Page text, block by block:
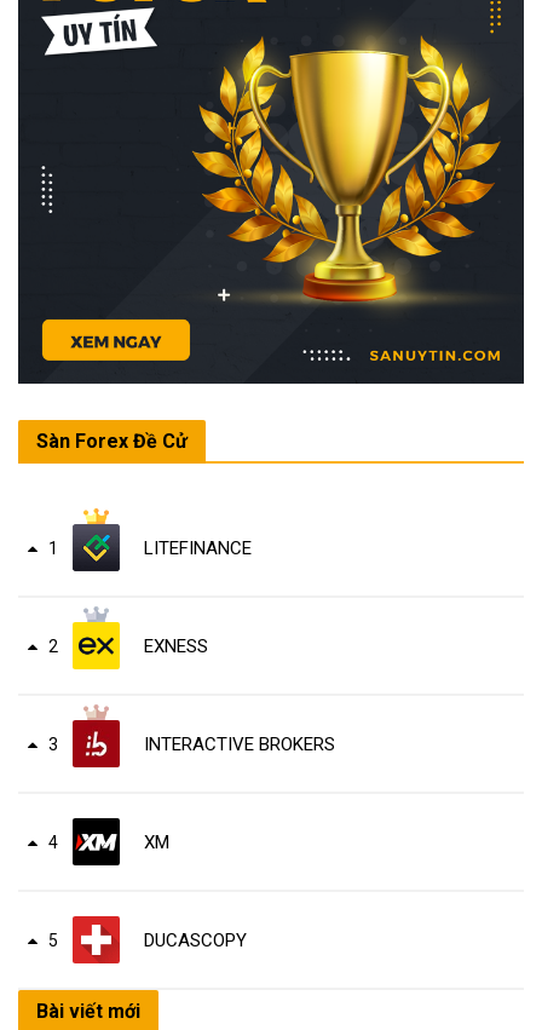
Sàn Forex Đề Cử
1 LITEFINANCE
2 EXNESS
3 INTERACTIVE BROKERS
4 XM
5 DUCASCOPY
Bài viết mới